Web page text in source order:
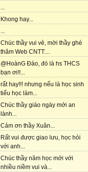
...
Khong hay...
...
Chúc thầy vui vẻ, mời thầy ghé
thăm Web CNTT:...
@HoànG Đào, đó là hs THCS
bạn ơi!!...
rất hay!!! nhưng nếu là học sinh
tiểu học làm...
Chúc thầy giáo ngày mới an
lành...
Cảm ơn thầy Xuân...
Rất vui được giao lưu, học hỏi
với anh...
Chúc thầy năm học mới với
nhiều niềm vui và...